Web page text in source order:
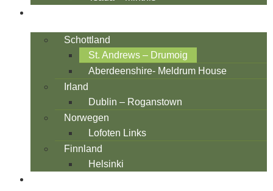
Schottland
St. Andrews – Drumoig
Aberdeenshire- Meldrum House
Irland
Dublin – Roganstown
Norwegen
Lofoten Links
Finnland
Helsinki